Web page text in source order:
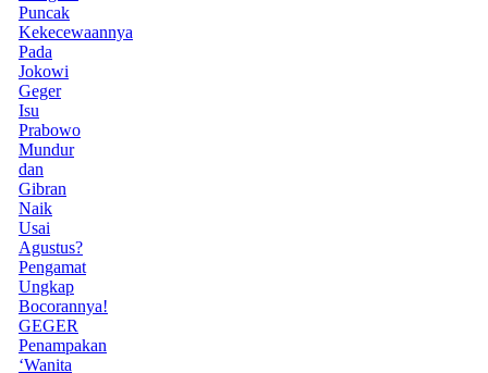
Puncak
Kekecewaannya
Pada
Jokowi
Geger
Isu
Prabowo
Mundur
dan
Gibran
Naik
Usai
Agustus?
Pengamat
Ungkap
Bocorannya!
GEGER
Penampakan
‘Wanita